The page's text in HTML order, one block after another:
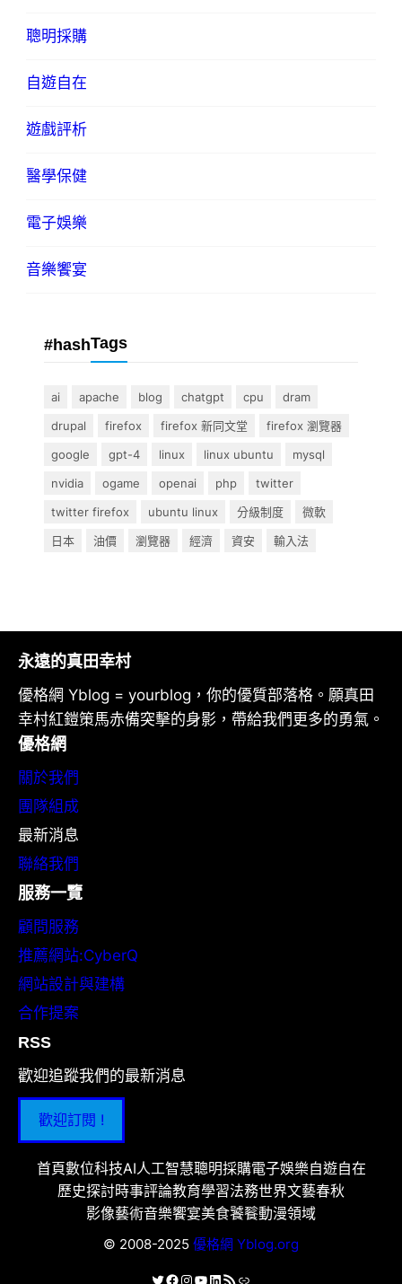
聰明採購
自遊自在
遊戲評析
醫學保健
電子娛樂
音樂饗宴
#hashTags
ai apache blog chatgpt cpu
dram
drupal
firefox firefox 新同文堂
firefox 瀏覽器
google
gpt-4 linux linux ubuntu
mysql
nvidia
ogame openai php
twitter
twitter firefox
ubuntu linux 分級制度
微軟
日本
油價 瀏覽器 經濟 資安 輸入法
永遠的真田幸村
優格網 Yblog = yourblog，你的優質部落格。願真田
幸村紅鎧策馬赤備突擊的身影，帶給我們更多的勇氣。
優格網
關於我們
團隊組成
最新消息
聯絡我們
服務一覽
顧問服務
推薦網站:CyberQ
網站設計與建構
合作提案
RSS
歡迎追蹤我們的最新消息
歡迎訂閱 !
首頁數位科技AI人工智慧聰明採購電子娛樂自遊自在
歷史探討時事評論教育學習法務世界文藝春秋
影像藝術音樂饗宴美食饕餮動漫領域
© 2008-2025 優格網 Yblog.org
X Facebook
Instagram
YouTube
LinkedIn
RSS 資訊提供連結